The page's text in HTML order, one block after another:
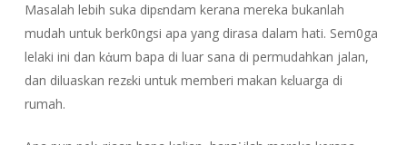
Masalah lebih suka dipɛndam kerana mereka bukanlah
mudah untuk berk0ngsi apa yang dirasa dalam hati. Sem0ga
lelaki ini dan kἀum bapa di luar sana di permudahkan jalan,
dan diluaskan rezɛki untuk memberi makan kɛluarga di
rumah.